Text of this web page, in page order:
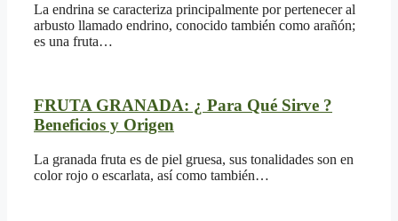
La endrina se caracteriza principalmente por pertenecer al
arbusto llamado endrino, conocido también como arañón;
es una fruta…
FRUTA GRANADA: ¿ Para Qué Sirve ?
Beneficios y Origen
La granada fruta es de piel gruesa, sus tonalidades son en
color rojo o escarlata, así como también…